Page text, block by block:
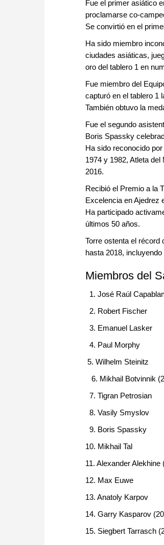
Fue el primer asiático
proclamarse co-
Se convirtió en el
Ha sido miembro
ciudades asiáticas,
oro del tablero 1 en
Fue miembro del
capturó en el tablero 1
También obtuvo la
Fue el segundo
Boris Spassky
Ha sido reconocido
1974 y 1982, Atleta
2016.
Recibió el Premio a la
Excelencia en Ajedrez
Ha participado
últimos 50 años.
Torre ostenta el récord
hasta 2018,
Miembros del
1. José Raúl
2. Robert Fischer
3. Emanuel Lasker
4. Paul Morphy
5. Wilhelm Steinitz
6. Mikhail Botvinnik
7. Tigran Petrosian
8. Vasily Smyslov
9. Boris Spassky
10. Mikhail Tal
11. Alexander Alekhine
12. Max Euwe
13. Anatoly Karpov
14. Garry Kasparov
15. Siegbert Tarrasch